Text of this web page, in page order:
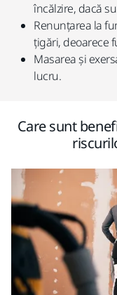
încălzire, dacă
Renunțarea la
țigări, deoarece
Masarea și
lucru.
Care sunt